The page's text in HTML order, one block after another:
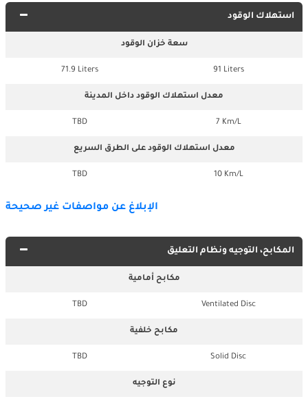
استهلاك الوقود
سعة خزان الوقود
91 Liters
71.9 Liters
معدل استهلاك الوقود داخل المدينة
7 Km/L
TBD
معدل استهلاك الوقود على الطرق السريع
10 Km/L
TBD
الإبلاغ عن مواصفات غير صحيحة
المكابح، التوجيه ونظام التعليق
مكابح أمامية
Ventilated Disc
TBD
مكابح خلفية
Solid Disc
TBD
نوع التوجيه